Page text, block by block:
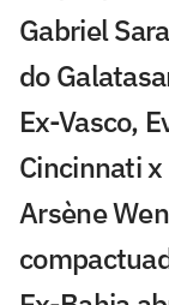
Gabriel
do
Ex-Vasco,
Cincinnati
Arsène